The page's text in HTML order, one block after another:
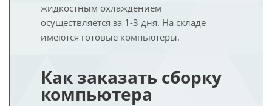
жидкостным охлаждением
осуществляется за 1-3 дня. На складе
имеются готовые компьютеры.
Как заказать сборку
компьютера